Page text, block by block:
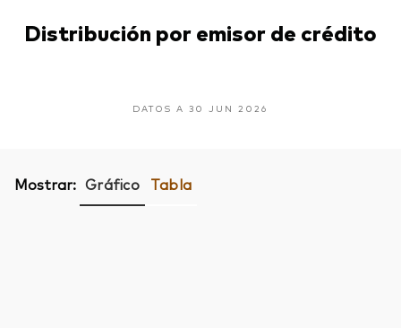
Distribución por emisor de crédito
DATOS A 30 JUN 2026
Mostrar: Gráfico Tabla